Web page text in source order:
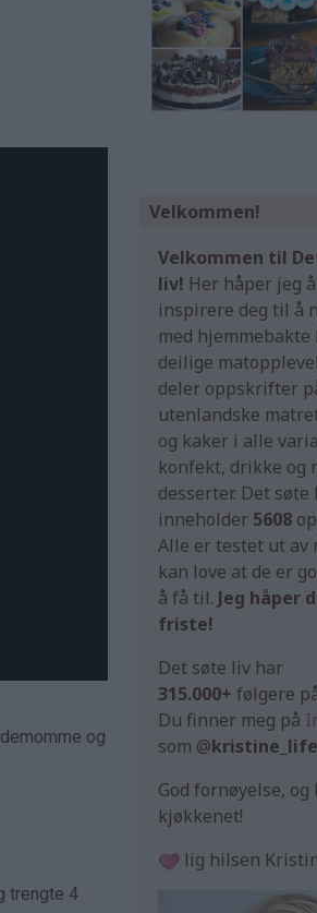
og
trengte 4
Velkommen!
Velkommen til
liv! Her håper jeg
inspirere deg til å
med hjemmebakte
deilige
deler oppskrifter
utenlandske
og kaker i alle
konfekt, drikke og
desserter. Det søte
inneholder 5608
Alle er testet ut av
kan love at de er
å få til. Jeg håper
friste!
Det søte liv har
315.000+ følgere
Du finner meg på
som @
God fornøyelse, og
kjøkkenet!
lig hilsen